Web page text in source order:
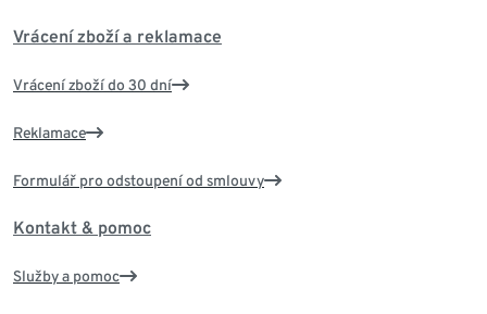
Vrácení zboží a reklamace
Vrácení zboží do 30 dní
Reklamace
Formulář pro odstoupení od smlouvy
Kontakt & pomoc
Služby a pomoc